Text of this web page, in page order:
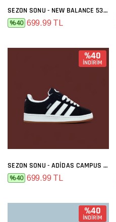
SEZON SONU - NEW BALANCE 530 SIYAH BEYAZ
%40 699.99 TL
%40
İNDİRİM
SEZON SONU - ADIDAS CAMPUS SIYAH BEYAZ
%40 699.99 TL
%40
İNDİRİM